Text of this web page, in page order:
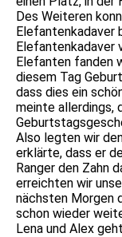
Des Weiteren
Elefantenkadaver
Elefantenkadaver
Elefanten fanden
diesem Tag
dass dies ein
meinte allerdings,
Also legten wir
erklärte, dass er
Ranger den Zahn
erreichten wir
nächsten Morgen
schon wieder
Lena und Alex